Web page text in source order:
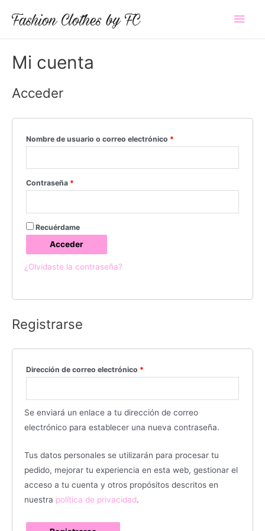
Fashion Clothes by FC
Mi cuenta
Acceder
Nombre de usuario o correo electrónico *
Contraseña *
Recuérdame
Acceder
¿Olvidaste la contraseña?
Registrarse
Dirección de correo electrónico *
Se enviará un enlace a tu dirección de correo
electrónico para establecer una nueva contraseña.
Tus datos personales se utilizarán para procesar tu
pedido, mejorar tu experiencia en esta web, gestionar el
acceso a tu cuenta y otros propósitos descritos en
nuestra política de privacidad.